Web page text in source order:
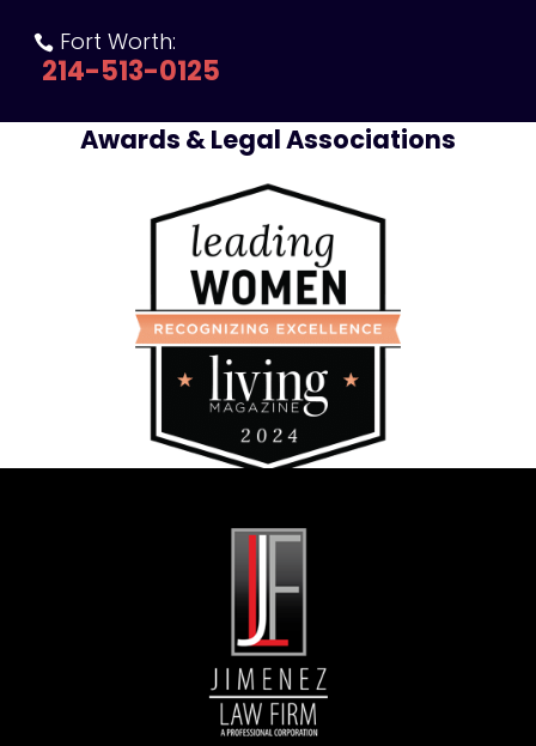
 Fort Worth:
214-513-0125
Awards & Legal Associations